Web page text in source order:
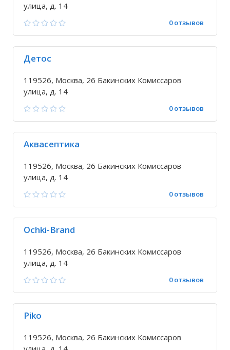
улица, д. 14
0 отзывов
Детос
119526, Москва, 26 Бакинских Комиссаров
улица, д. 14
0 отзывов
Аквасептика
119526, Москва, 26 Бакинских Комиссаров
улица, д. 14
0 отзывов
Ochki-Brand
119526, Москва, 26 Бакинских Комиссаров
улица, д. 14
0 отзывов
Piko
119526, Москва, 26 Бакинских Комиссаров